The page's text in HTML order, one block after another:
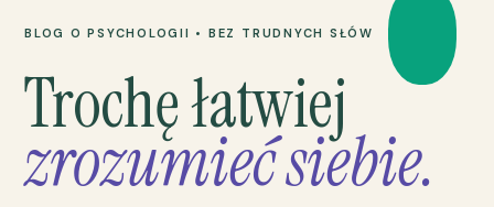
BLOG O PSYCHOLOGII • BEZ TRUDNYCH SŁÓW
Trochę łatwiej
zrozumieć siebie.